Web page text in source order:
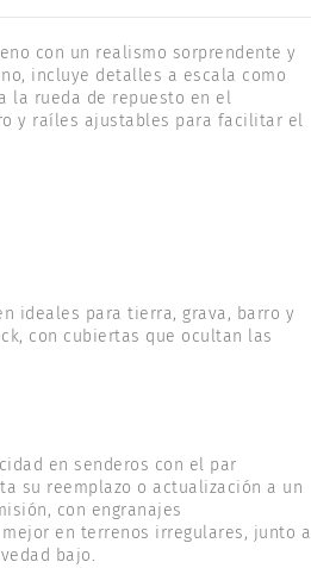
con un realismo sorprendente y
incluye detalles a escala como
la rueda de repuesto en el
y raíles ajustables para facilitar el
ideales para tierra, grava, barro y
con cubiertas que ocultan las
en senderos con el par
su reemplazo o actualización a un
con engranajes
en terrenos irregulares, junto a
bajo.